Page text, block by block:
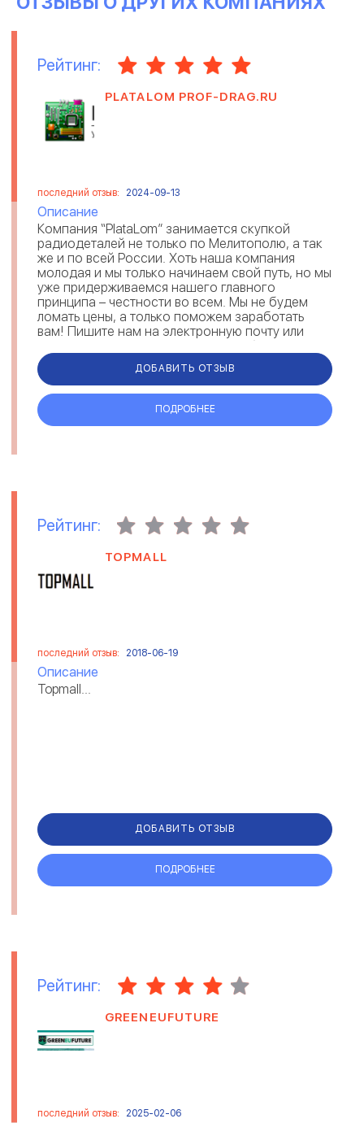
Рейтинг:
PLATALOM PROF-DRAG.RU
последний отзыв: 2024-09-13
Описание
Компания “PlataLom” занимается скупкой
радиодеталей не только по Мелитополю, а так
же и по всей России. Хоть наша компания
молодая и мы только начинаем свой путь, но мы
уже придерживаемся нашего главного
принципа – честности во всем. Мы не будем
ломать цены, а только поможем заработать
вам! Пишите нам на электронную почту или
WhatsApp( номер телефона) и мы обязате...
ДОБАВИТЬ ОТЗЫВ
ПОДРОБНЕЕ
Рейтинг:
TOPMALL
последний отзыв: 2018-06-19
Описание
Topmall...
ДОБАВИТЬ ОТЗЫВ
ПОДРОБНЕЕ
Рейтинг:
GREENEUFUTURE
последний отзыв: 2025-02-06